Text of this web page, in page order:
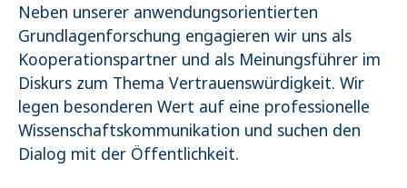
Neben unserer anwendungsorientierten
Grundlagenforschung engagieren wir uns als
Kooperationspartner und als Meinungsführer im
Diskurs zum Thema Vertrauenswürdigkeit. Wir
legen besonderen Wert auf eine professionelle
Wissenschaftskommunikation und suchen den
Dialog mit der Öffentlichkeit.